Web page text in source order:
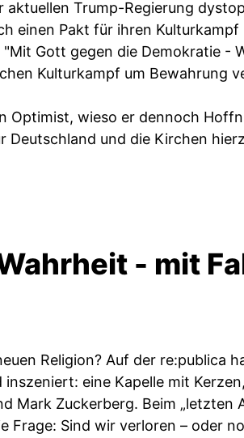
Trump-Regierung
einen Pakt für ihren Kulturkampf
Gott gegen die Demokratie -
Kulturkampf um Bewahrung
Optimist, wieso er dennoch
und die Kirchen
- mit
Religion? Auf der re:publica
eine Kapelle mit
Mark Zuckerberg. Beim „letzten
Frage: Sind wir verloren – oder